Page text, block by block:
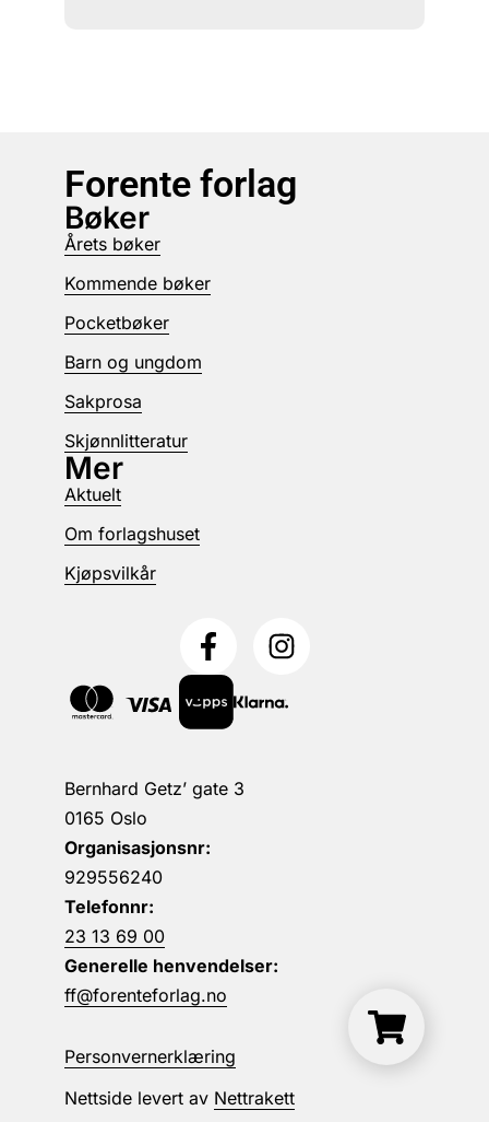
Forente forlag
Bernhard Getz’ gate 3
0165 Oslo
Organisasjonsnr:
929556240
Telefonnr:
23 13 69 00
Generelle henvendelser:
ff@forenteforlag.no
Personvernerklæring
Nettside levert av Nettrakett
Bøker
Årets bøker
Kommende bøker
Pocketbøker
Barn og ungdom
Sakprosa
Skjønnlitteratur
Mer
Aktuelt
Om forlagshuset
Kjøpsvilkår